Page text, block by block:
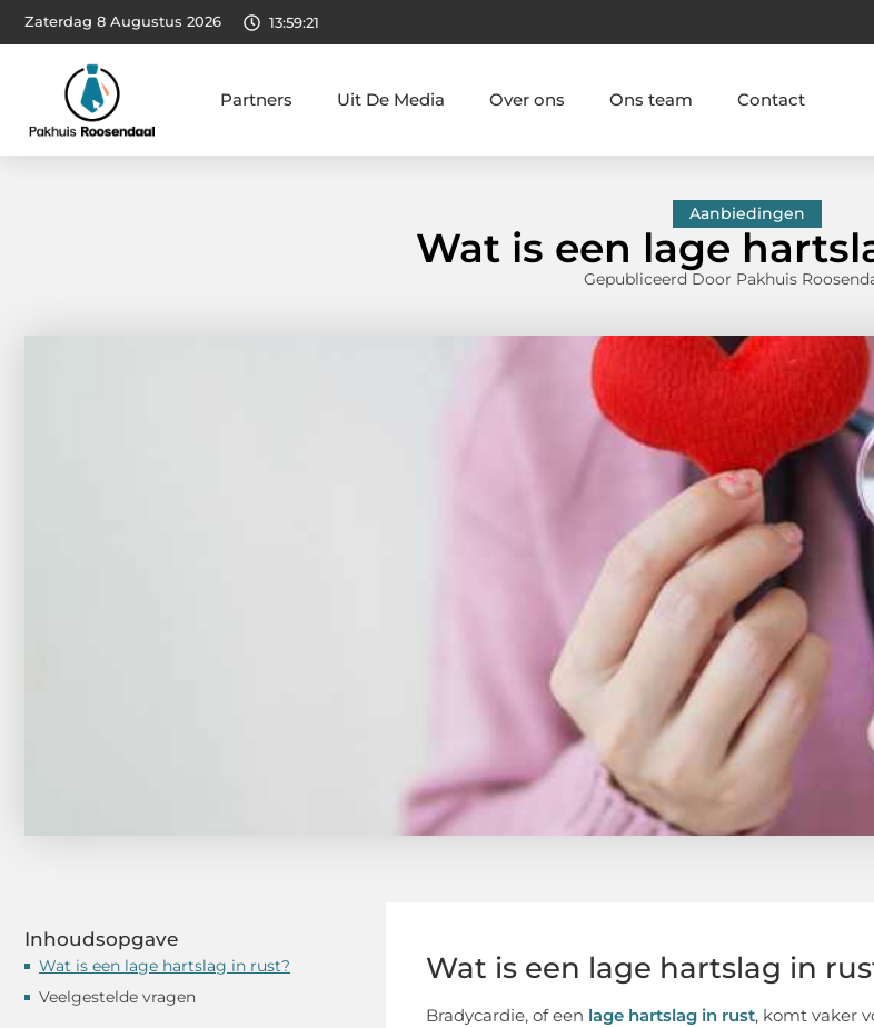
Zaterdag 8 Augustus 2026 13:59:23
Partners Uit De Media Over ons Ons team Contact
Aanbiedingen
Wat is een lage
Gepubliceerd Door Pakhuis
Inhoudsopgave
Wat is een lage hartslag in rust?
Veelgestelde vragen
Wat is een lage hartslag in
Bradycardie, of een lage hartslag in rust, komt vaker